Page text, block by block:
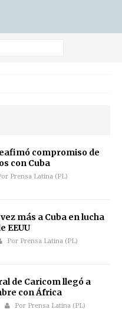
compromiso de
con Cuba
Prensa Latina (PL)
más a Cuba en lucha
EEUU
Por Prensa Latina (PL)
de Caricom llegó a
con África
Por Prensa Latina (PL)